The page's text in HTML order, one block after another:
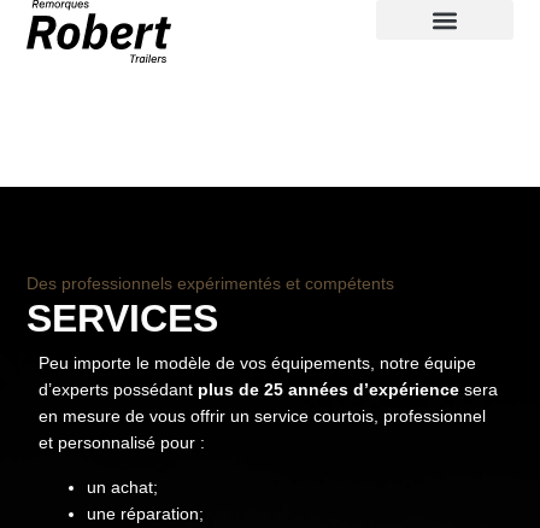
Des professionnels expérimentés et compétents
SERVICES
Peu importe le modèle de vos équipements, notre équipe
d’experts possédant plus de 25 années d’expérience sera
en mesure de vous offrir un service courtois, professionnel
et personnalisé pour :
un achat;
une réparation;